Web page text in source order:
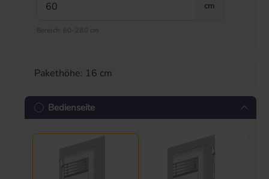
cm
Bereich: 60–280 cm
Pakethöhe: 16 cm
Bedienseite